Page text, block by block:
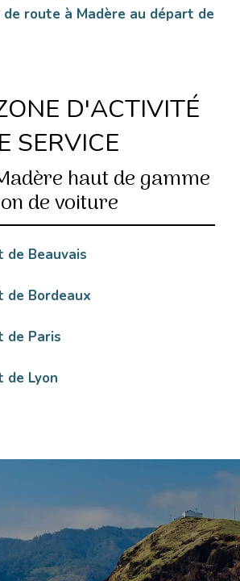
route à Madère au départ de
D'ACTIVITÉ
SERVICE
haut de gamme
de voiture
de Beauvais
de Bordeaux
de Paris
de Lyon